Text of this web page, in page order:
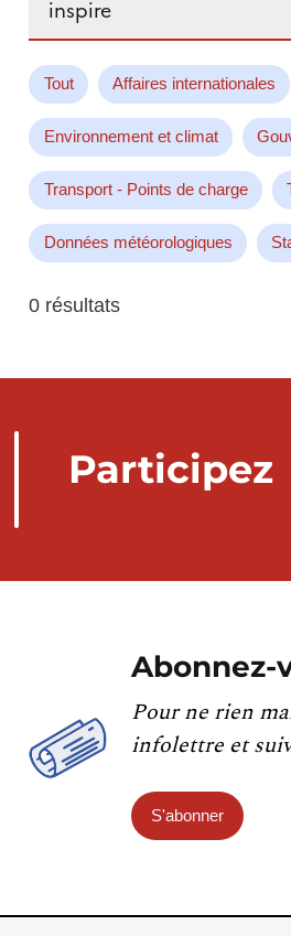
Tout Affaires internationales
Environnement et climat
Transport - Points de charge
Données météorologiques
0 résultats
Participez
Abonnez-
Pour ne rien
infolettre et
S'abonner